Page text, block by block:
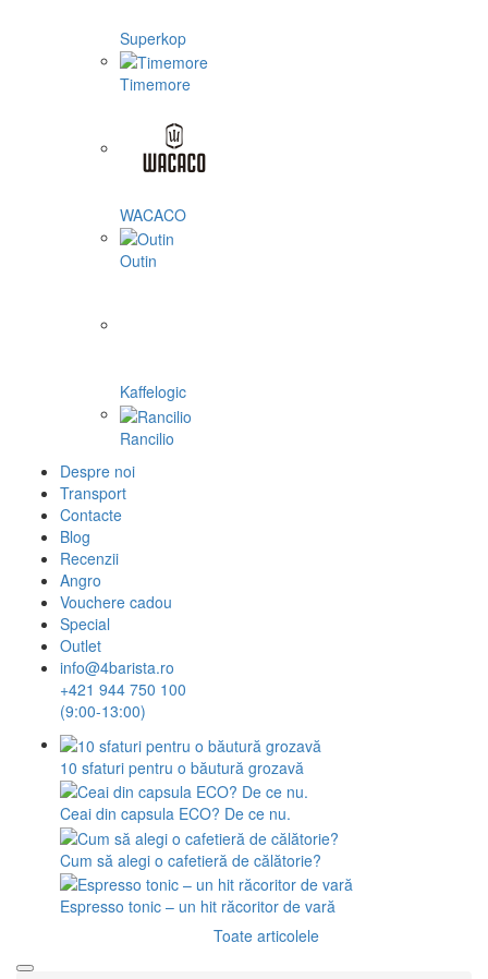
Superkop
Timemore
WACACO
Outin
Kaffelogic
Rancilio
Despre noi
Transport
Contacte
Blog
Recenzii
Angro
Vouchere cadou
Special
Outlet
info@4barista.ro
+421 944 750 100
(9:00-13:00)
10 sfaturi pentru o băutură grozavă
Ceai din capsula ECO? De ce nu.
Cum să alegi o cafetieră de călătorie?
Espresso tonic – un hit răcoritor de vară
Toate articolele